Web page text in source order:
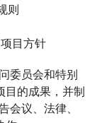
则
目方针
委员会和特别
目的成果，并制
会议、法律、